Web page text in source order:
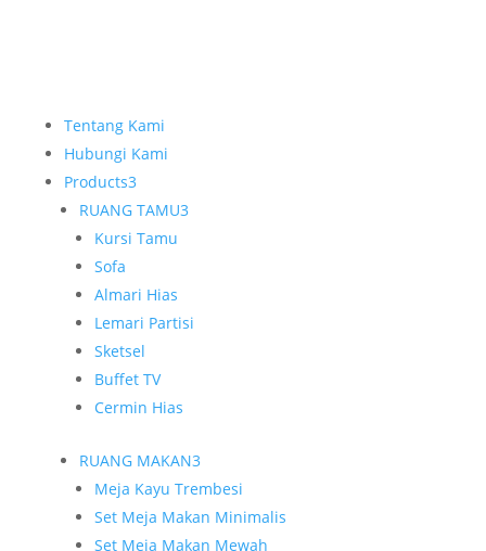
Tentang Kami
Hubungi Kami
Products3
RUANG TAMU3
Kursi Tamu
Sofa
Almari Hias
Lemari Partisi
Sketsel
Buffet TV
Cermin Hias
RUANG MAKAN3
Meja Kayu Trembesi
Set Meja Makan Minimalis
Set Meja Makan Mewah